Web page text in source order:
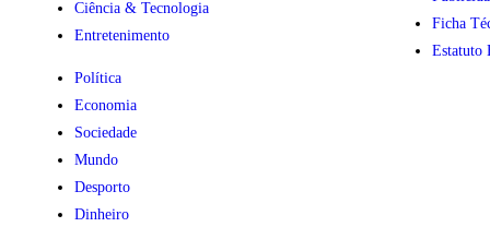
Ciência & Tecnologia
Entretenimento
Política
Economia
Sociedade
Mundo
Desporto
Dinheiro
Ficha
Estatuto